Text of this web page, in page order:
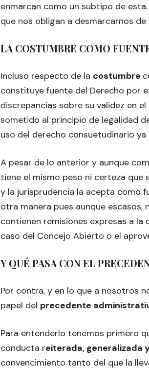
enmarcan como un subtipo de
que nos obligan a desmarcarnos
LA COSTUMBRE COMO
Incluso respecto de la costumbre
constituye fuente del Derecho por
discrepancias sobre su validez en
sometido al principio de legalidad
uso del derecho consuetudinario
A pesar de lo anterior y aunque
tiene el mismo peso ni certeza
y la jurisprudencia la acepta como
otra manera pues aunque
contienen remisiones expresas a
caso del Concejo Abierto o el
Y QUÉ PASA CON EL
Por contra, y en lo que a nosotros
papel del precedente
Para entenderlo tenemos primero
conducta reiterada, generalizada
convencimiento tanto del que la